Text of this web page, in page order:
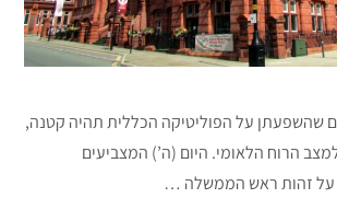
שהשפעתן על הפוליטיקה הכללית תהיה קטנה,
הרוח הלאומי. היום (ה’) המצביעים
על זהות ראש הממשלה …